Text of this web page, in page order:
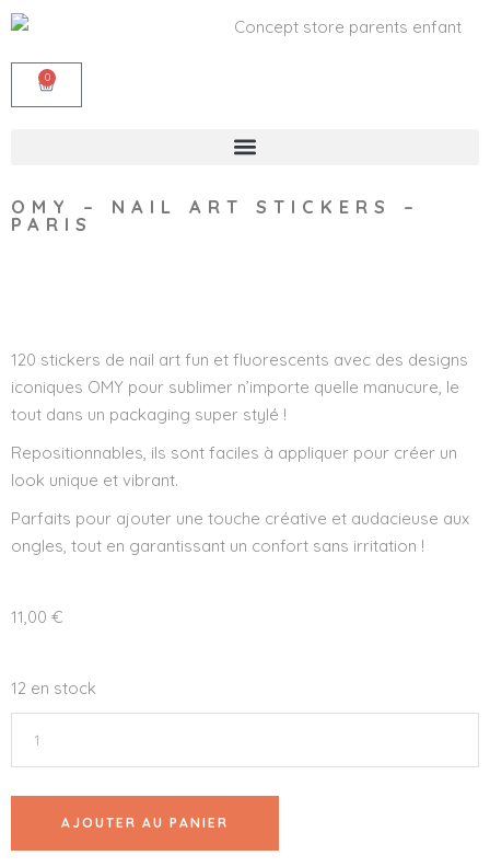
0
OMY – NAIL ART STICKERS –
PARIS
120 stickers de nail art fun et fluorescents avec des designs
iconiques OMY pour sublimer n’importe quelle manucure, le
tout dans un packaging super stylé !
Repositionnables, ils sont faciles à appliquer pour créer un
look unique et vibrant.
Parfaits pour ajouter une touche créative et audacieuse aux
ongles, tout en garantissant un confort sans irritation !
11,00 €
12 en stock
AJOUTER AU PANIER